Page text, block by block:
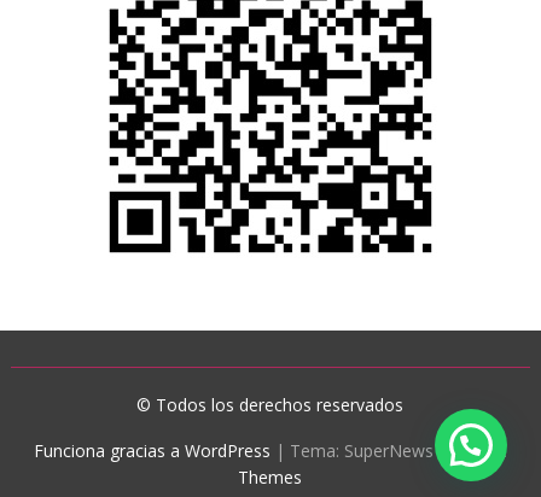
© Todos los derechos reservados
Funciona gracias a WordPress | Tema: SuperNews deAcme
Themes